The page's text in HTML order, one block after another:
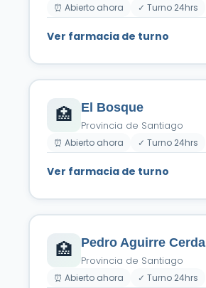
⏰ Abierto ahora ✓ Turno 24hrs
Ver farmacia de turno
🏥 El Bosque
Provincia de Santiago
⏰ Abierto ahora ✓ Turno 24hrs
Ver farmacia de turno
🏥 Pedro Aguirre Cerda
Provincia de Santiago
⏰ Abierto ahora ✓ Turno 24hrs